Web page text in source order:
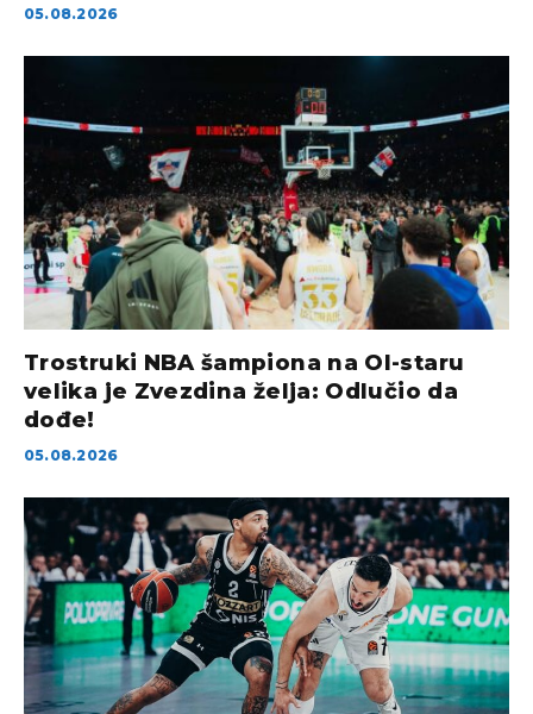
05.08.2026
Trostruki NBA šampiona na Ol-staru
velika je Zvezdina želja: Odlučio da
dođe!
05.08.2026